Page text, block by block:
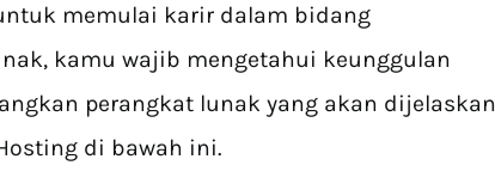
memulai karir dalam bidang
kamu wajib mengetahui keunggulan
perangkat lunak yang akan dijelaskan
di bawah ini.